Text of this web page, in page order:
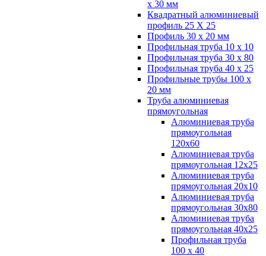
х 30 мм
Квадратный алюминиевый
профиль 25 Х 25
Профиль 30 х 20 мм
Профильная труба 10 х 10
Профильная труба 30 х 80
Профильная труба 40 х 25
Профильные трубы 100 х
20 мм
Труба алюминиевая
прямоугольная
Алюминиевая труба
прямоугольная
120х60
Алюминиевая труба
прямоугольная 12х25
Алюминиевая труба
прямоугольная 20х10
Алюминиевая труба
прямоугольная 30х80
Алюминиевая труба
прямоугольная 40х25
Профильная труба
100 х 40